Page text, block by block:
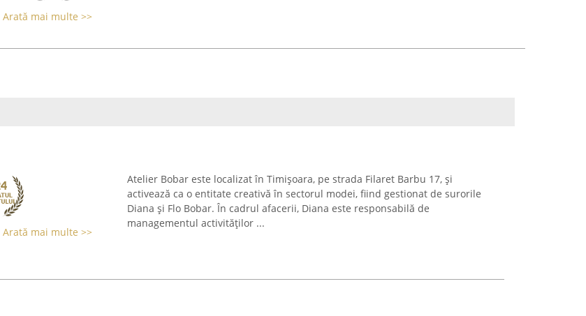
Arată mai multe >>
Arată mai multe >>
Atelier Bobar este localizat în Timișoara, pe strada Filaret Barbu 17, și
activează ca o entitate creativă în sectorul modei, fiind gestionat de surorile
Diana și Flo Bobar. În cadrul afacerii, Diana este responsabilă de
managementul activităților ...